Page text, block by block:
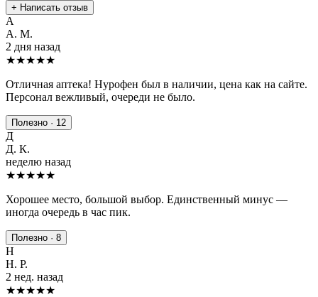
+ Написать отзыв
А
А. М.
2 дня назад
★★★★★
Отличная аптека! Нурофен был в наличии, цена как на сайте.
Персонал вежливый, очереди не было.
Полезно · 12
Д
Д. К.
неделю назад
★★★★★
Хорошее место, большой выбор. Единственный минус —
иногда очередь в час пик.
Полезно · 8
Н
Н. Р.
2 нед. назад
★★★★★